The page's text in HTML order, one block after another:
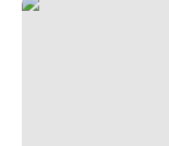
Restaurant Le 423